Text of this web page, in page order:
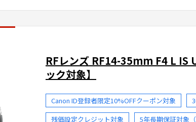
RFレンズ RF14-35mm F4 L IS
ック対象】
Canon ID登録者限定10%OFFクーポン対象
残価設定クレジット対象
5年長期保証対象（